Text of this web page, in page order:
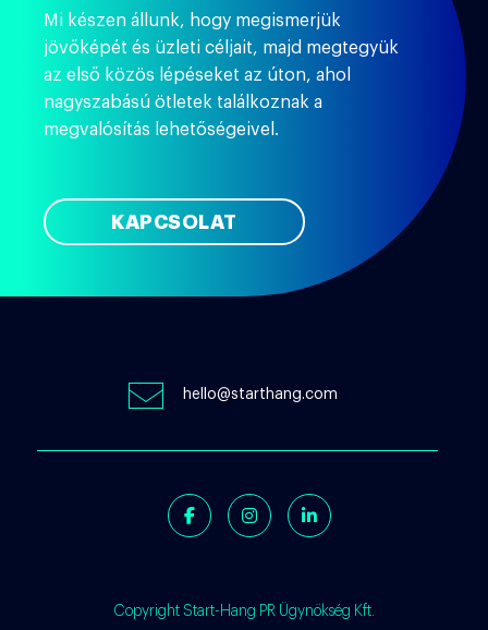
Mi készen állunk, hogy megismerjük
jövőképét és üzleti céljait, majd megtegyük
az első közös lépéseket az úton, ahol
nagyszabású ötletek találkoznak a
megvalósítás lehetőségeivel.
KAPCSOLAT
hello@starthang.com
Copyright Start-Hang PR Ügynökség Kft.